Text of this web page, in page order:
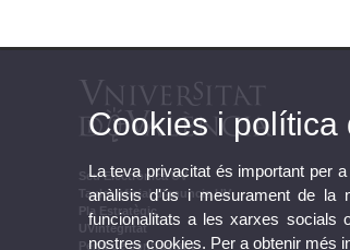
Seu Electrònica UV
Tauler oficial d'anuncis UV
Pla Estratègic
UVintegritat
Perfil de contractant
Cookies i política
La teva privacitat és important per
anàlisis d'ús i mesurament de la
funcionalitats a les xarxes socials
nostres cookies. Per a obtenir més